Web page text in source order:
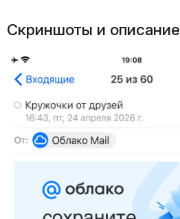
Скриншоты и описание